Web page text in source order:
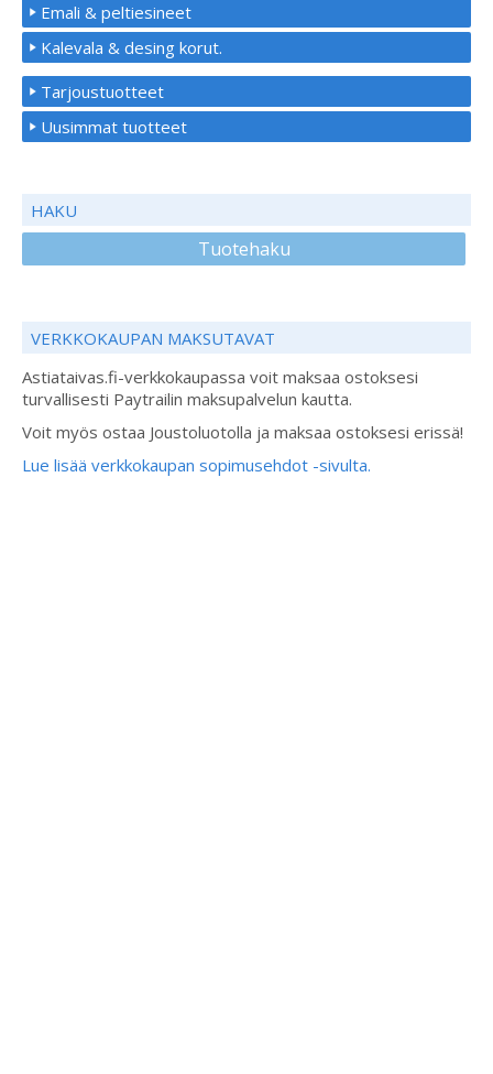
Emali & peltiesineet
Kalevala & desing korut.
Tarjoustuotteet
Uusimmat tuotteet
HAKU
Tuotehaku
VERKKOKAUPAN MAKSUTAVAT
Astiataivas.fi-verkkokaupassa voit maksaa ostoksesi
turvallisesti Paytrailin maksupalvelun kautta.
Voit myös ostaa Joustoluotolla ja maksaa ostoksesi erissä!
Lue lisää verkkokaupan sopimusehdot -sivulta.